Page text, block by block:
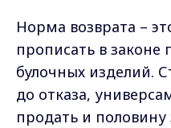
Норма возврата –
прописать в законе
булочных изделий.
до отказа,
продать и половину